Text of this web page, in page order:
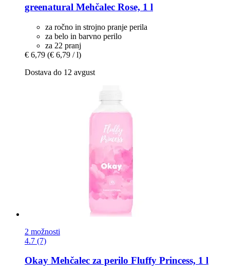
greenatural Mehčalec Rose, 1 l
za ročno in strojno pranje perila
za belo in barvno perilo
za 22 pranj
€ 6,79 (€ 6,79 / l)
Dostava do 12 avgust
2 možnosti
4.7 (7)
Okay Mehčalec za perilo Fluffy Princess, 1 l